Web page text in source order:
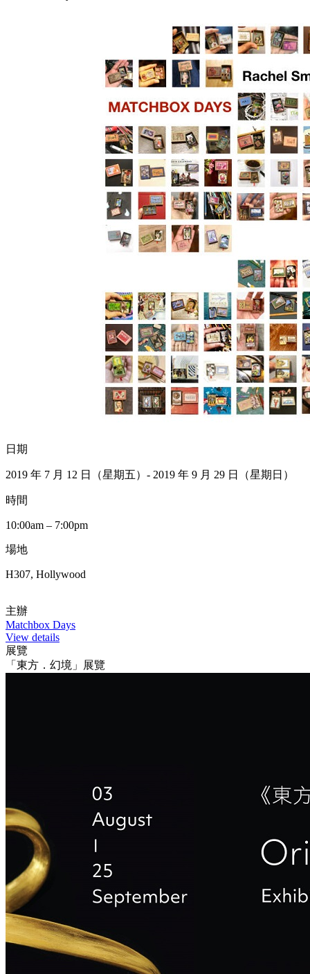
日期
2019 年 7 月 12 日（星期五）- 2019 年 9 月 29 日（星期日）
時間
10:00am – 7:00pm
場地
H307, Hollywood
主辦
Matchbox Days
View details
展覽
「東方．幻境」展覽